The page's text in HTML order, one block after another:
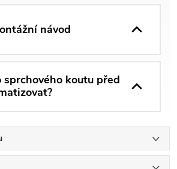
návod
sprchového koutu před